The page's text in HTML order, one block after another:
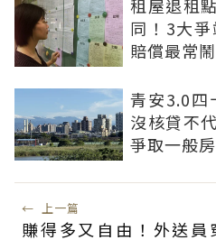
租屋退租
同！3大
賠償最常
青安3.0四
沒核貸不
爭取一般
← 上一篇
賺得多又自由！外送